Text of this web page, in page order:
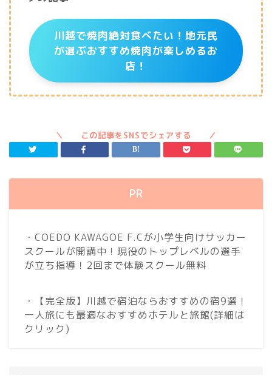
川越で焼肉絶対食べたい！地元民
が選ぶおすすめ焼肉が楽しめるお
店！
PR
・COEDO KAWAGOE F.Cが小学生向けサッカー
スクールが開講中！現役のトップレベルの選手
が立ち指導！2回まで体験スクール無料
・【完全版】川越で宿泊ならおすすめの宿9選！
一人旅にも最適なおすすめホテルと旅館(詳細は
クリック)